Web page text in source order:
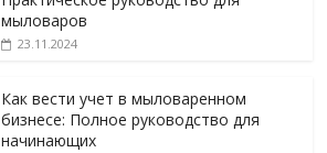
мыловаров
23.11.2024
Как вести учет в мыловаренном
бизнесе: Полное руководство для
начинающих